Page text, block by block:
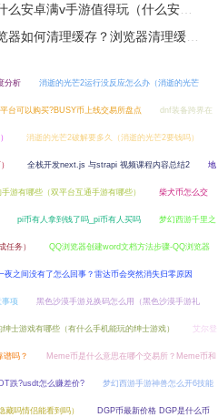
安卓满v手游值得玩（什么安卓手游好玩）
器如何清理缓存？浏览器清理缓存快捷键
分析 消逝的光芒2运行没反应怎么办（消逝的光芒
台可以购买?BUSY币上线交易所盘点 dnf装备跨界在
消逝的光芒2破解要多久（消逝的光芒2要钱吗）
全栈开发next.js 与strapi 视频课程内容总结2 地
游有哪些（双平台互通手游有哪些） 柴犬币怎么交
pi币有人拿到钱了吗_pi币有人买吗 梦幻西游千里之
任务） QQ浏览器创建word文档方法步骤-QQ浏览器
夜之间没有了怎么回事？雷达币会突然消失归零原因
项 黑色沙漠手游兑换码怎么用（黑色沙漠手游礼
士游戏有哪些（有什么手机能玩的绅士游戏） 艾尔登
谱吗？ Meme币是什么意思在哪个交易所？Meme币和
跌?usdt怎么赚差价? 梦幻西游手游神兽怎么开6技能
吗情侣能看到吗） DGP币最新价格 DGP是什么币